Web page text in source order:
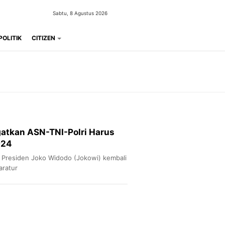
Sabtu, 8 Agustus 2026
CITIZEN
ASN-TNI-Polri Harus
Presiden Joko Widodo (Jokowi) kembali